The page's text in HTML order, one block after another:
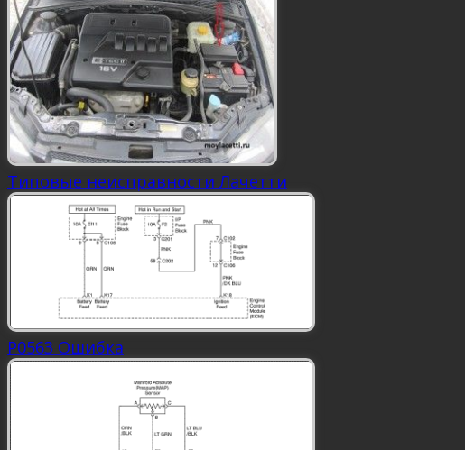
Типовые неисправности Лачетти
P0563 Ошибка